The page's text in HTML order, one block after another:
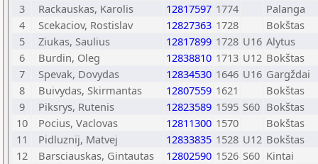
3
Rackauskas, Karolis 12817597 1774
Palanga
4
Scekaciov, Rostislav 12827363 1728
Bokštas
5
Ziukas, Saulius 12817899 1728 U16 Alytus
6
Burdin, Oleg 12838810 1713 U12 Bokštas
7
Spevak, Dovydas 12834530 1646 U16 Gargždai
8
Buivydas, Skirmantas 12807559 1621
Bokštas
9
Piksrys, Rutenis 12823589 1595 S60 Bokštas
10
Pocius, Vaclovas 12811300 1570
Bokštas
11
Pidluznij, Matvej 12833835 1528 U12 Bokštas
12
Barsciauskas, Gintautas 12802590 1526 S60 Kintai